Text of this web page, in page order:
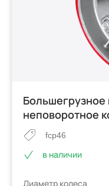
Большегрузное
неповоротное
fcp46
в наличии
Диаметр колеса